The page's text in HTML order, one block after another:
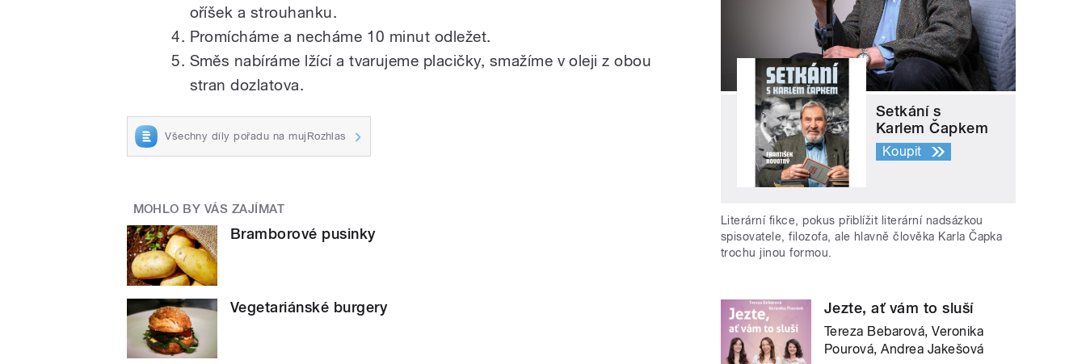
oříšek a strouhanku.
Promícháme a necháme 10 minut odležet.
Směs nabíráme lžící a tvarujeme placičky, smažíme v oleji z obou
stran dozlatova.
Všechny díly pořadu na mujRozhlas
MOHLO BY VÁS ZAJÍMAT
Bramborové pusinky
Vegetariánské burgery
Setkání s
Karlem Čapkem
Koupit
Literární fikce, pokus přiblížit literární nadsázkou
spisovatele, filozofa, ale hlavně člověka Karla Čapka
trochu jinou formou.
Jezte, ať vám to sluší
Tereza Bebarová, Veronika
Pourová, Andrea Jakešová